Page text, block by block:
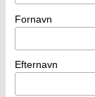
Fornavn
Efternavn